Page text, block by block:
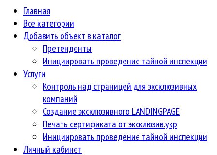
Главная
Все категории
Добавить объект в каталог
Претенденты
Инициировать проведение тайной инспекции
Услуги
Контроль над страницей для эксклюзивных
компаний
Создание эксклюзивного LANDINGPAGE
Печать сертификата от эксклюзив.укр
Инициировать проведение тайной инспекции
Личный кабинет